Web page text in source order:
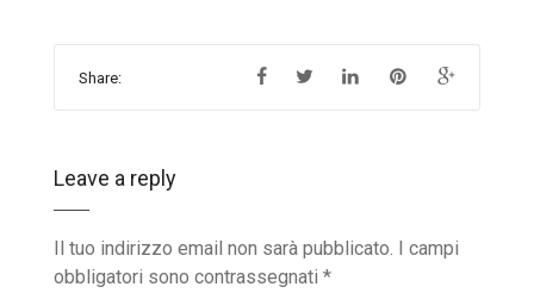
Share:
Leave a reply
Il tuo indirizzo email non sarà pubblicato. I campi
obbligatori sono contrassegnati *